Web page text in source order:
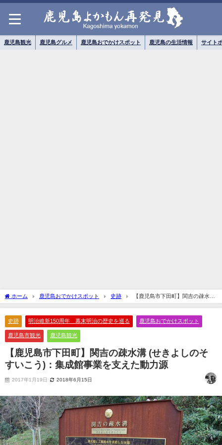
鹿児島観光 鹿児島グルメ 鹿児島おでかけスポット 鹿児島の生活情報 サイト
ホーム 鹿児島おでかけスポット 史跡
【鹿児島市下田町】関吉の疎水溝
(せきよしのそすいこう)：集成館事業を支えた動力源
史跡 明治維新150周年 幕末明治の歴史を巡る 鹿児島おでかけスポット
鹿児島市観光 鹿児島観光
【鹿児島市下田町】関吉の疎水溝 (せきよしのそ
すいこう)：集成館事業を支えた動力源
2017年1月19日 2018年6月15日